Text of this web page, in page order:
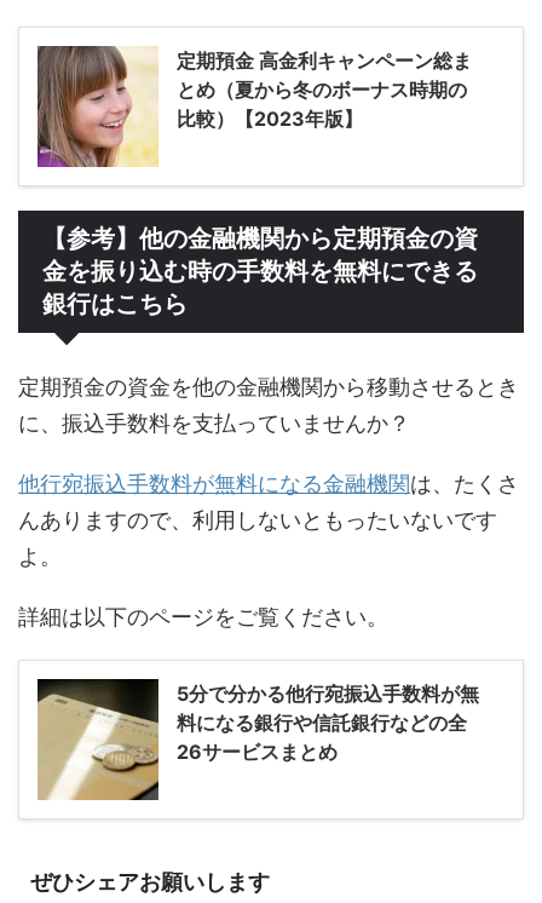
定期預金 高金利キャンペーン総ま
とめ（夏から冬のボーナス時期の
比較）【2023年版】
【参考】他の金融機関から定期預金の資
金を振り込む時の手数料を無料にできる
銀行はこちら
定期預金の資金を他の金融機関から移動させるとき
に、振込手数料を支払っていませんか？
他行宛振込手数料が無料になる金融機関は、たくさ
んありますので、利用しないともったいないです
よ。
詳細は以下のページをご覧ください。
5分で分かる他行宛振込手数料が無
料になる銀行や信託銀行などの全
26サービスまとめ
ぜひシェアお願いします